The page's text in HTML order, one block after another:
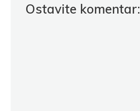
Ostavite komentar: